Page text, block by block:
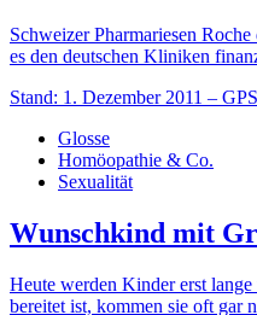
Schweizer Pharmariesen
es den deutschen Kliniken
Stand: 1. Dezember 2011 –
Glosse
Homöopathie & Co.
Sexualität
Wunschkind mit
Heute werden Kinder erst
bereitet ist, kommen sie oft gar